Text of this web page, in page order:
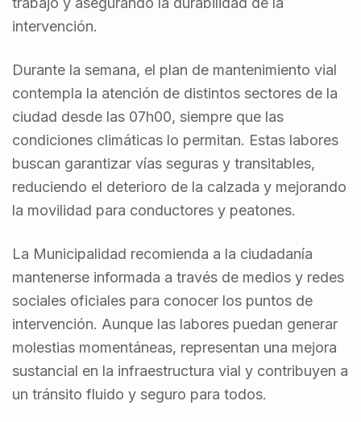
intervención.
Durante la semana, el plan de mantenimiento vial
contempla la atención de distintos sectores de la
ciudad desde las 07h00, siempre que las
condiciones climáticas lo permitan. Estas labores
buscan garantizar vías seguras y transitables,
reduciendo el deterioro de la calzada y mejorando
la movilidad para conductores y peatones.
La Municipalidad recomienda a la ciudadanía
mantenerse informada a través de medios y redes
sociales oficiales para conocer los puntos de
intervención. Aunque las labores puedan generar
molestias momentáneas, representan una mejora
sustancial en la infraestructura vial y contribuyen a
un tránsito fluido y seguro para todos.